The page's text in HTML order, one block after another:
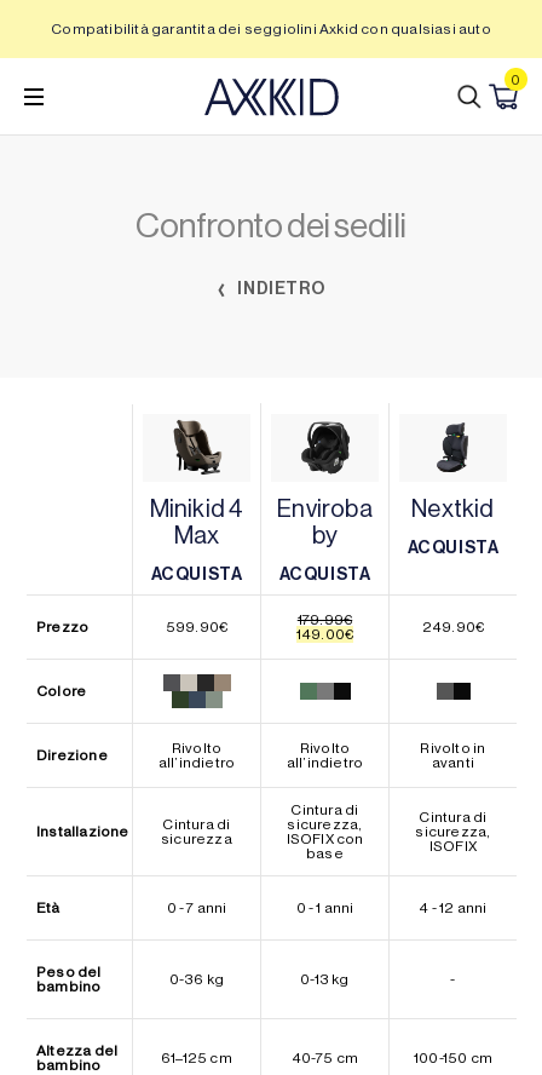
contenuto
Compatibilità garantita dei seggiolini Axkid con qualsiasi auto
0
Confronto dei sedili
INDIETRO
Minikid 4
Max
ACQUISTA
ACQUISTA
Enviroba
by
ACQUISTA
ACQUISTA
Nextkid
ACQUISTA
Prezzo 599.90€ 179.99€
Il
prezzo
originale
149.00€Il
prezzo
attuale
249.90€
Colore
Direzione
Rivolto
all’indietro
Rivolto
all’indietro
Rivolto in
avanti
Installazione
Cintura di
sicurezza
Cintura di
sicurezza,
ISOFIX con
base
Cintura di
sicurezza,
ISOFIX
Età 0 - 7 anni 0 - 1 anni 4 - 12 anni
Peso del
bambino
0-36 kg 0-13 kg -
Altezza del
bambino
61–125 cm 40-75 cm 100-150 cm